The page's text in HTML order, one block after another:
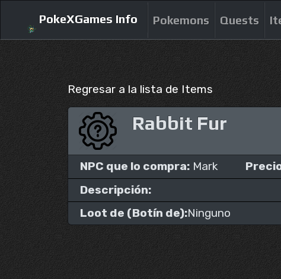
PokeXGames Info Pokemons Quests
Regresar a la lista de Items
Rabbit Fur
NPC que lo compra: Mark
Descripción:
Loot de (Botín de):Ninguno